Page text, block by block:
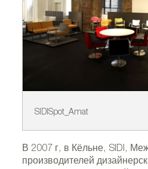
SIDISpot_Amat
В 2007 г, в Кёльне, SIDI,
производителей